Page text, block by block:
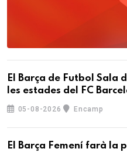
El Barça de Futbol Sala
les estades del FC
05-08-2026 Encamp
El Barça Femení farà la